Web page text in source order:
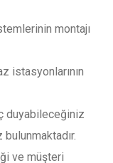
montajı
istasyonlarının
duyabileceğiniz
ve müşteri